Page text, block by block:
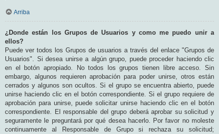
Arriba
¿Donde están los Grupos de Usuarios y como me puedo unir a
ellos?
Puede ver todos los Grupos de usuarios a través del enlace "Grupos de
Usuarios". Si desea unirse a algún grupo, puede proceder haciendo clic
en el botón apropiado. No todos los grupos tienen libre acceso. Sin
embargo, algunos requieren aprobación para poder unirse, otros están
cerrados y algunos son ocultos. Si el grupo se encuentra abierto, puede
unirse haciendo clic en el botón correspondiente. Si el grupo requiere de
aprobación para unirse, puede solicitar unirse haciendo clic en el botón
correspondiente. El responsable del grupo deberá aprobar su solicitud y
seguramente le preguntará por qué desea hacerlo. Por favor no moleste
continuamente al Responsable de Grupo si rechaza su solicitud;